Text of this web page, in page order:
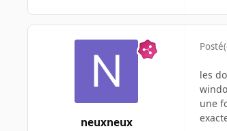
neuxneux
les
une